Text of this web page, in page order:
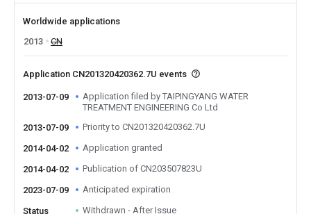
Worldwide applications
2013
CN
Application CN201320420362.7U events
2013-07-09
Application filed by TAIPINGYANG WATER
TREATMENT ENGINEERING Co Ltd
2013-07-09
Priority to CN201320420362.7U
2014-04-02 Application granted
2014-04-02 Publication of CN203507823U
2023-07-09 Anticipated expiration
Status Withdrawn - After Issue